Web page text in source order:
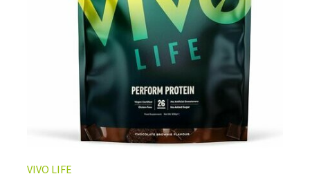
☕ LATTE MACCHIATO GLACÉ
VIVO LIFE